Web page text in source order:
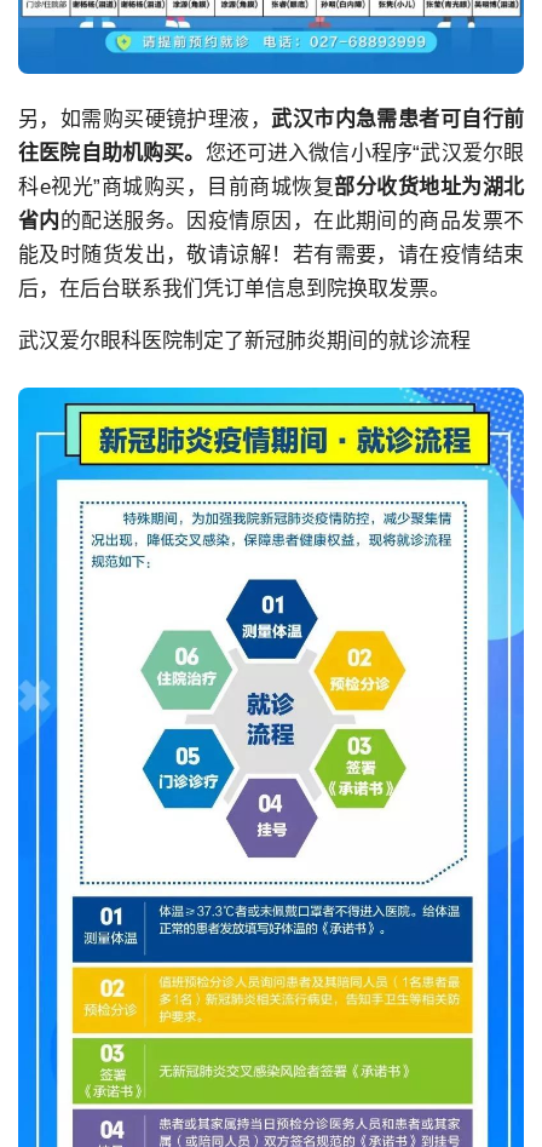
另，如需购买硬镜护理液， 武汉市内急需患者可自行前
往医院自助机购买。 您还可进入微信小程序“武汉爱尔眼
科e视光”商城购买，目前商城恢复部分收货地址为湖北
省内的配送服务。因疫情原因，在此期间的商品发票不
能及时随货发出，敬请谅解！若有需要，请在疫情结束
后，在后台联系我们凭订单信息到院换取发票。
武汉爱尔眼科医院制定了新冠肺炎期间的就诊流程